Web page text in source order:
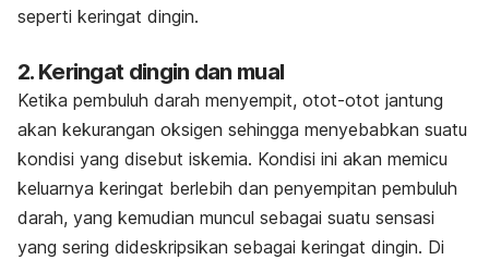
seperti keringat dingin.
2. Keringat dingin dan mual
Ketika pembuluh darah menyempit, otot-otot jantung
akan kekurangan oksigen sehingga menyebabkan suatu
kondisi yang disebut iskemia. Kondisi ini akan memicu
keluarnya keringat berlebih dan penyempitan pembuluh
darah, yang kemudian muncul sebagai suatu sensasi
yang sering dideskripsikan sebagai keringat dingin. Di